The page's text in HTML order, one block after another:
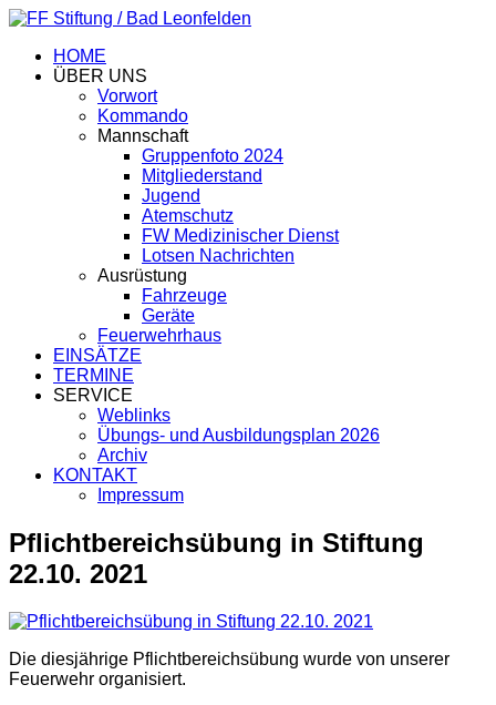
HOME
ÜBER UNS
Vorwort
Kommando
Mannschaft
Gruppenfoto 2024
Mitgliederstand
Jugend
Atemschutz
FW Medizinischer Dienst
Lotsen Nachrichten
Ausrüstung
Fahrzeuge
Geräte
Feuerwehrhaus
EINSÄTZE
TERMINE
SERVICE
Weblinks
Übungs- und Ausbildungsplan 2026
Archiv
KONTAKT
Impressum
Pflichtbereichsübung in Stiftung
22.10. 2021
Die diesjährige Pflichtbereichsübung wurde von unserer
Feuerwehr organisiert.